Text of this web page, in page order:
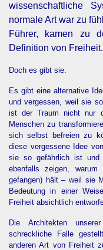
wissenschaftliche
normale Art war zu
Führer, kamen zu
Definition von
Doch es gibt sie.
Es gibt eine alternative
und vergessen, weil sie
ist der Traum nicht nur
Menschen zu
sich selbst befreien zu
diese vergessene Idee
sie so gefährlich ist und
ebenfalls zeigen,
gefangen) hält – weil sie
Bedeutung in einer
Freiheit absichtlich
Die Architekten
schreckliche Falle
anderen Art von Freiheit